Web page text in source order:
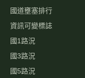
國道壅塞排行
資訊可變標誌
國1路況
國3路況
國5路況